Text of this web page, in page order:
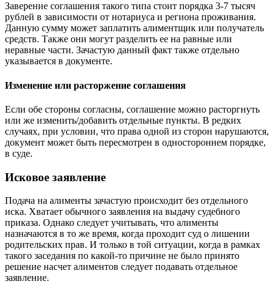
Заверение соглашения такого типа стоит порядка 3-7 тысяч
рублей в зависимости от нотариуса и региона проживания.
Данную сумму может заплатить алиментщик или получатель
средств. Также они могут разделить ее на равные или
неравные части. Зачастую данный факт также отдельно
указывается в документе.
Изменение или расторжение соглашения
Если обе стороны согласны, соглашение можно расторгнуть
или же изменить/добавить отдельные пункты. В редких
случаях, при условии, что права одной из сторон нарушаются,
документ может быть пересмотрен в одностороннем порядке,
в суде.
Исковое заявление
Подача на алименты зачастую происходит без отдельного
иска. Хватает обычного заявления на выдачу судебного
приказа. Однако следует учитывать, что алименты
назначаются в то же время, когда проходит суд о лишении
родительских прав. И только в той ситуации, когда в рамках
такого заседания по какой-то причине не было принято
решение насчет алиментов следует подавать отдельное
заявление.